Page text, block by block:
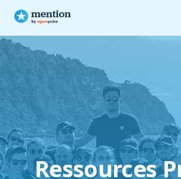
Ressources